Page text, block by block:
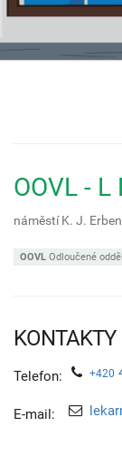
OOVL -
náměstí K. J.
OOVL Odloučené
KONTAKTY
Telefon: +420
E-mail: